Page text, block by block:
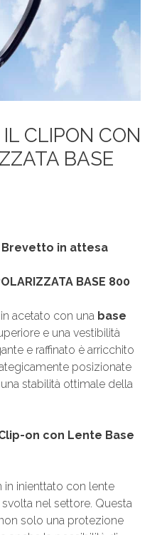
CLIPON CON
BASE
Brevetto in attesa
BASE 800
acetato con una base
e una vestibilità
e raffinato è arricchito
posizionate
stabilità ottimale della
on con Lente Base
in inienttato con lente
nel settore. Questa
solo una protezione